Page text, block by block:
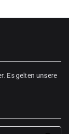
Es gelten unsere